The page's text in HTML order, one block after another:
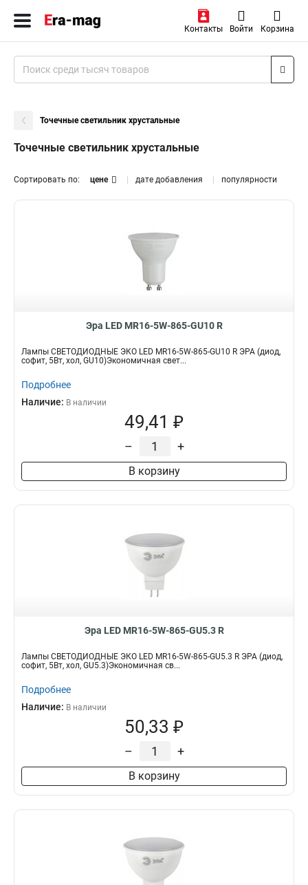
Контакты Войти Корзина
Точечные светильник хрустальные
Точечные светильник хрустальные
Сортировать по: цене дате добавления популярности
Эра LED MR16-5W-865-GU10 R
Лампы СВЕТОДИОДНЫЕ ЭКО LED MR16-5W-865-GU10 R ЭРА (диод,
софит, 5Вт, хол, GU10)Экономичная свет...
Подробнее
Наличие: В наличии
49,41 ₽
– +
В корзину
Эра LED MR16-5W-865-GU5.3 R
Лампы СВЕТОДИОДНЫЕ ЭКО LED MR16-5W-865-GU5.3 R ЭРА (диод,
софит, 5Вт, хол, GU5.3)Экономичная св...
Подробнее
Наличие: В наличии
50,33 ₽
– +
В корзину